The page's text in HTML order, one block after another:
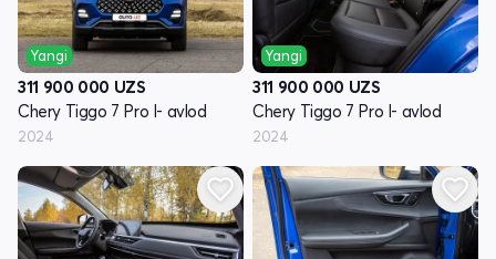
Yangi
311 900 000 UZS
Chery Tiggo 7 Pro I- avlod
2024
Yangi
311 900 000 UZS
Chery Tiggo 7 Pro I- avlod
2024